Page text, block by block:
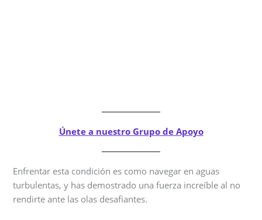
Únete a nuestro Grupo de Apoyo
Enfrentar esta condición es como navegar en aguas
turbulentas, y has demostrado una fuerza increíble al no
rendirte ante las olas desafiantes.